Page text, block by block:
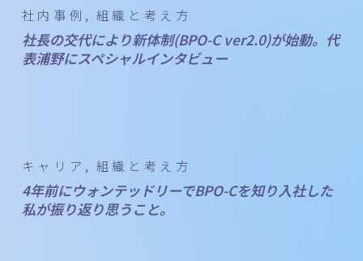
社内事例 組織と考え方
社長の交代により新体制(BPO-C ver2.0)が始動。代
表浦野にスペシャルインタビュー
キャリア 組織と考え方
4年前にウォンテッドリーでBPO-Cを知り入社した
私が振り返り思うこと。